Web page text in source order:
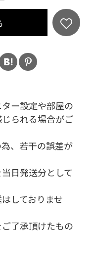
ー設定や部屋の
られる場合がご
、若干の誤差が
日発送分として
しておりませ
了承頂けたもの